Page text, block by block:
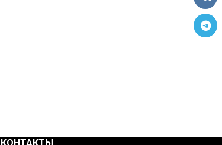
КОНТАКТЫ